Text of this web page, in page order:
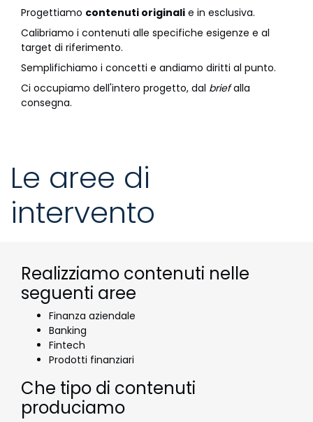
Progettiamo contenuti originali e in esclusiva.
Calibriamo i contenuti alle specifiche esigenze e al
target di riferimento.
Semplifichiamo i concetti e andiamo diritti al punto.
Ci occupiamo dell'intero progetto, dal briefalla
consegna.
Le aree di
intervento
Realizziamo contenuti nelle
seguenti aree
Finanza aziendale
Banking
Fintech
Prodotti finanziari
Che tipo di contenuti
produciamo